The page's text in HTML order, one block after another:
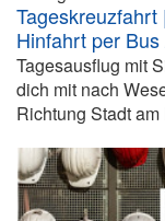
Hinfahrt per
Tagesausflug mit
dich mit nach
Richtung Stadt